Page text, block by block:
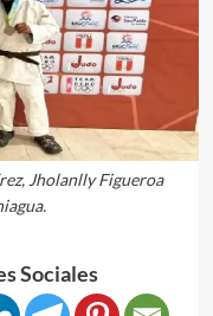
Jholanlly Figueroa
Sociales